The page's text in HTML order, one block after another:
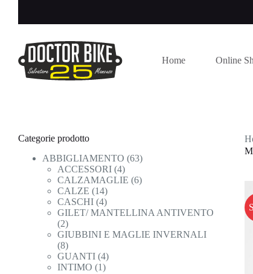
contenuto
Home Online
Categorie prodotto
ABBIGLIAMENTO (63)
ACCESSORI (4)
CALZAMAGLIE (6)
CALZE (14)
CASCHI (4)
GILET/ MANTELLINA ANTIVENTO
(2)
GIUBBINI E MAGLIE INVERNALI
(8)
GUANTI (4)
INTIMO (1)